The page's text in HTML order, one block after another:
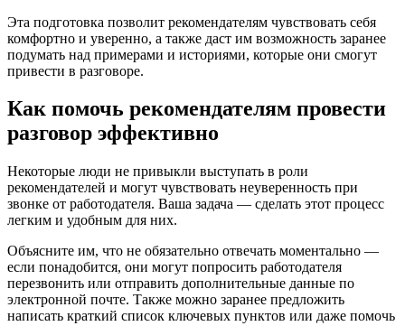
Эта подготовка позволит рекомендателям чувствовать себя
комфортно и уверенно, а также даст им возможность заранее
подумать над примерами и историями, которые они смогут
привести в разговоре.
Как помочь рекомендателям провести
разговор эффективно
Некоторые люди не привыкли выступать в роли
рекомендателей и могут чувствовать неуверенность при
звонке от работодателя. Ваша задача — сделать этот процесс
легким и удобным для них.
Объясните им, что не обязательно отвечать моментально —
если понадобится, они могут попросить работодателя
перезвонить или отправить дополнительные данные по
электронной почте. Также можно заранее предложить
написать краткий список ключевых пунктов или даже помочь